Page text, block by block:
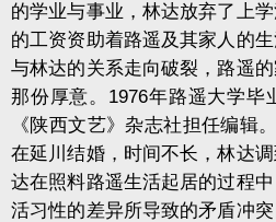
的学业与事业，林达放弃了上
的工资资助着路遥及其家人的
与林达的关系走向破裂，路遥
那份厚意。 1976年路遥大学毕
《陕西文艺》杂志社担任编辑。
在延川结婚，时间不长，林达
达在照料路遥生活起居的过程
活习性的差异所导致的矛盾冲